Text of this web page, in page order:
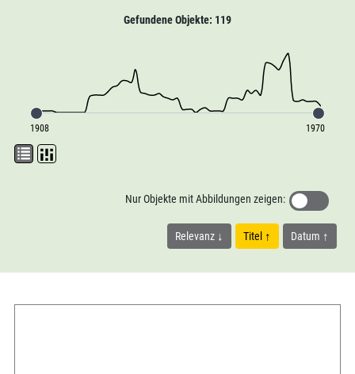
Gefundene Objekte: 119
1908 1970
Relevanz Titel Datum
Nur Objekte mit Abbildungen zeigen: